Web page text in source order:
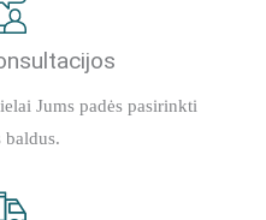
Jums padės pasirinkti
baldus.